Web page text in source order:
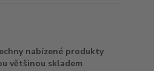
nabízené produkty
většinou skladem